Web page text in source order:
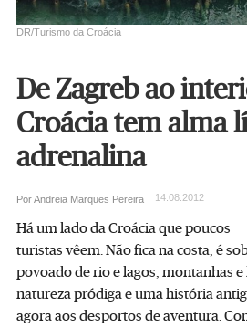
DR/Turismo da Croácia
De Zagreb ao
Croácia tem alma
adrenalina
Por Andreia Marques Pereira 14.08.2012
Há um lado da Croácia que poucos
turistas vêem. Não fica na costa, é
povoado de rio e lagos, montanhas e
natureza pródiga e uma história
agora aos desportos de aventura.